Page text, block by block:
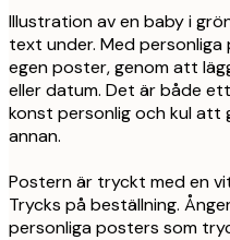
Illustration av en baby i
text under. Med
egen poster, genom att
eller datum. Det är både
konst personlig och kul att
annan.
Postern är tryckt med en
Trycks på beställning.
personliga posters som